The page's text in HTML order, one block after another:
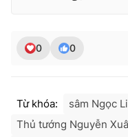
0 0
Từ khóa:
sâm Ngọc
Thủ tướng Nguyễn